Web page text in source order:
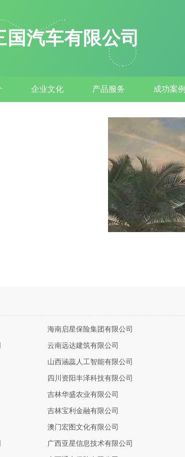
汽车有限公司
企业文化 产品服务 成功案例
海南启星保险集团有限公司
云南远达建筑有限公司
山西涵蕊人工智能有限公司
四川资阳丰泽科技有限公司
吉林华盛农业有限公司
吉林宝利金融有限公司
澳门宏图文化有限公司
广西亚星信息技术有限公司